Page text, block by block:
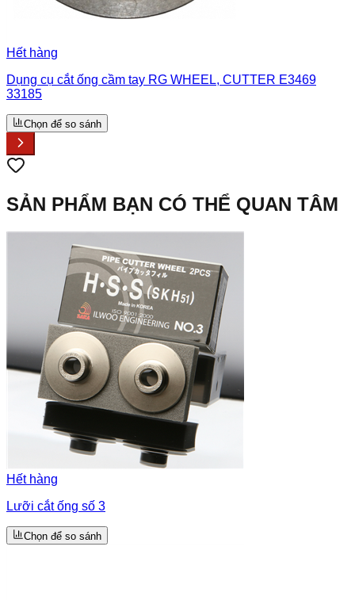
Hết hàng
Dụng cụ cắt ống cầm tay RG WHEEL, CUTTER E3469
33185
Chọn để so sánh
SẢN PHẨM BẠN CÓ THỂ QUAN TÂM
Hết hàng
Lưỡi cắt ống số 3
Chọn để so sánh